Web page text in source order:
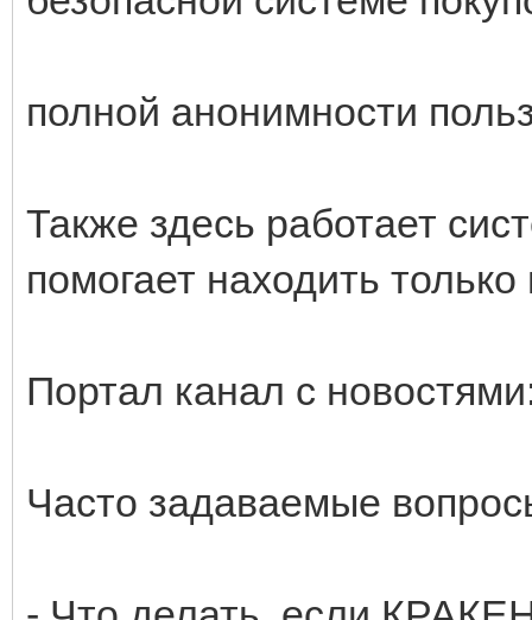
полной анонимности
Также здесь работает
помогает находить
Портал канал с
Часто задаваемые